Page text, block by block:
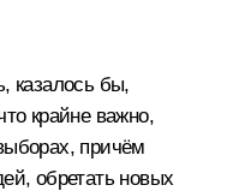
казалось бы,
крайне важно,
причём
обретать новых